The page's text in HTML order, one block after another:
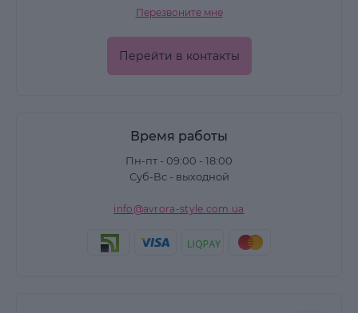
Перезвоните мне
Перейти в контакты
Время работы
Пн-пт - 09:00 - 18:00
Суб-Вс - выходной
info@avrora-style.com.ua